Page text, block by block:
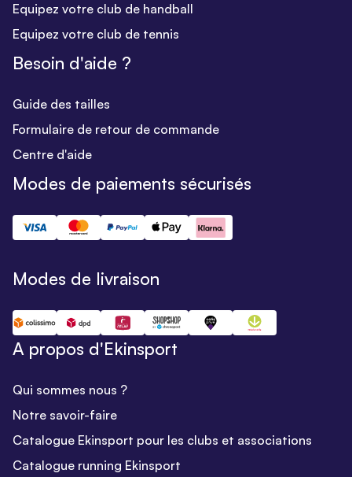
Equipez votre club de handball
Equipez votre club de tennis
Besoin d'aide ?
Guide des tailles
Formulaire de retour de commande
Centre d'aide
Modes de paiements sécurisés
Modes de livraison
A propos d'Ekinsport
Qui sommes nous ?
Notre savoir-faire
Catalogue Ekinsport pour les clubs et associations
Catalogue running Ekinsport